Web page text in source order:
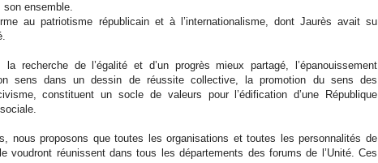
son ensemble.
au patriotisme républicain et à l’internationalisme, dont Jaurès avait su
recherche de l’égalité et d’un progrès mieux partagé, l’épanouissement
sens dans un dessin de réussite collective, la promotion du sens des
constituent un socle de valeurs pour l’édification d’une République
nous proposons que toutes les organisations et toutes les personnalités de
voudront réunissent dans tous les départements des forums de l’Unité. Ces